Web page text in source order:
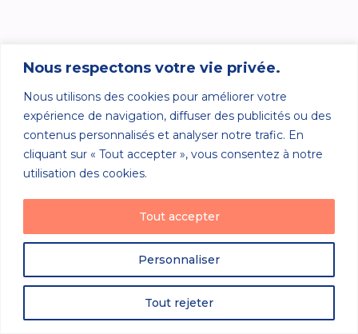
Nous respectons votre vie privée.
Nous utilisons des cookies pour améliorer votre
expérience de navigation, diffuser des publicités ou des
contenus personnalisés et analyser notre trafic. En
cliquant sur « Tout accepter », vous consentez à notre
utilisation des cookies.
Personnaliser
Tout rejeter
Tout accepter